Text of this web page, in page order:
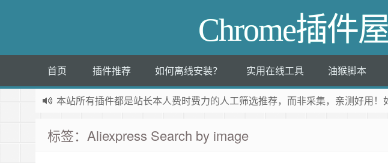
Chrome插件
首页 插件推荐 如何离线安装？ 实用在线工具 油猴脚本
本站所有插件都是站长本人费时费力的人工筛选推荐，而非采集，亲测好用
标签：Aliexpress Search by image